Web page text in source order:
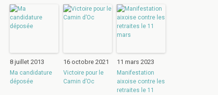
8 juillet 2013
Ma candidature
déposée
16 octobre 2021
Victoire pour le
Camin d’Oc
11 mars 2023
Manifestation
aixoise contre les
retraites le 11